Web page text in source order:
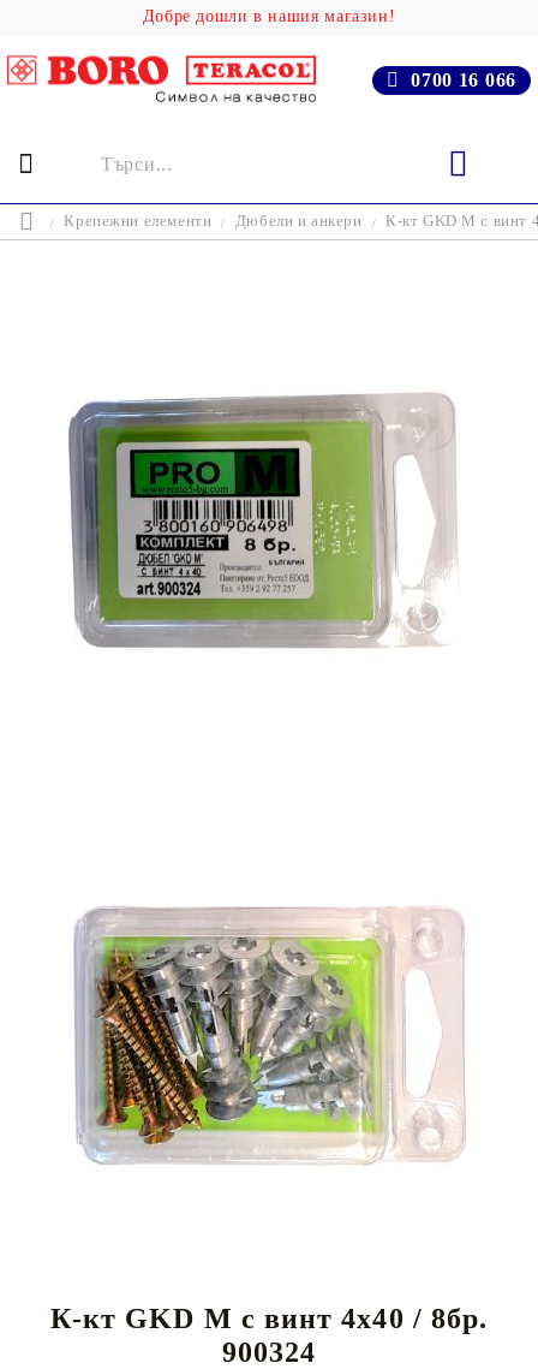
Добре дошли в нашия магазин!
0700 16 066
Крепежни елементи Дюбели и анкери К-кт GKD M с винт
К-кт GKD M с винт 4x40 / 8бр.
900324